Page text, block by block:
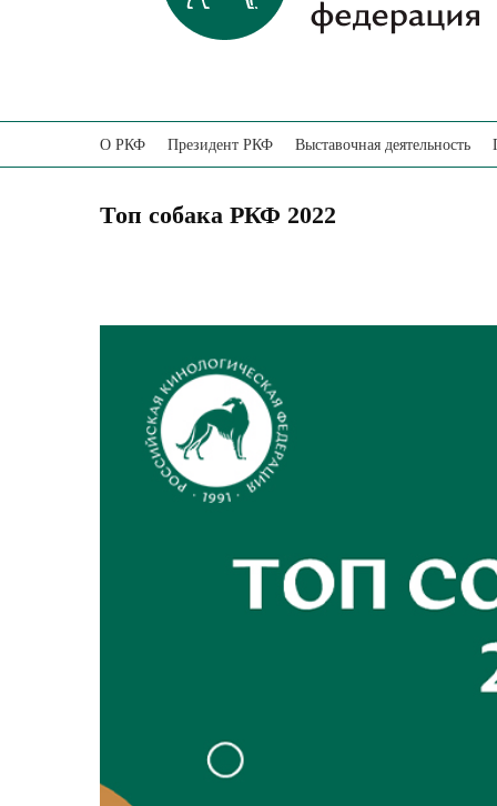
О РКФ Президент РКФ Выставочная деятельность
Топ собака РКФ 2022